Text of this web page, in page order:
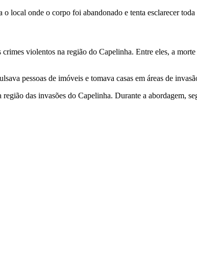
onde o corpo foi abandonado e tenta esclarecer
violentos na região do Capelinha. Entre eles, a
pessoas de imóveis e tomava casas em áreas de
das invasões do Capelinha. Durante a abordagem,